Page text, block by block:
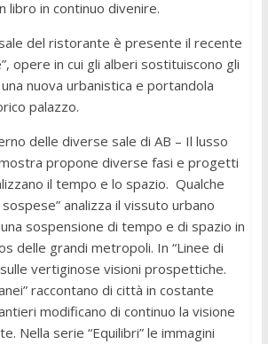
libro in continuo divenire.
del ristorante è presente il recente
opere in cui gli alberi sostituiscono gli
nuova urbanistica e portandola
palazzo.
delle diverse sale di AB – Il lusso
propone diverse fasi e progetti
il tempo e lo spazio. Qualche
analizza il vissuto urbano
sospensione di tempo e di spazio in
delle grandi metropoli. In “Linee di
vertiginose visioni prospettiche.
raccontano di città in costante
modificano di continuo la visione
Nella serie “Equilibri” le immagini